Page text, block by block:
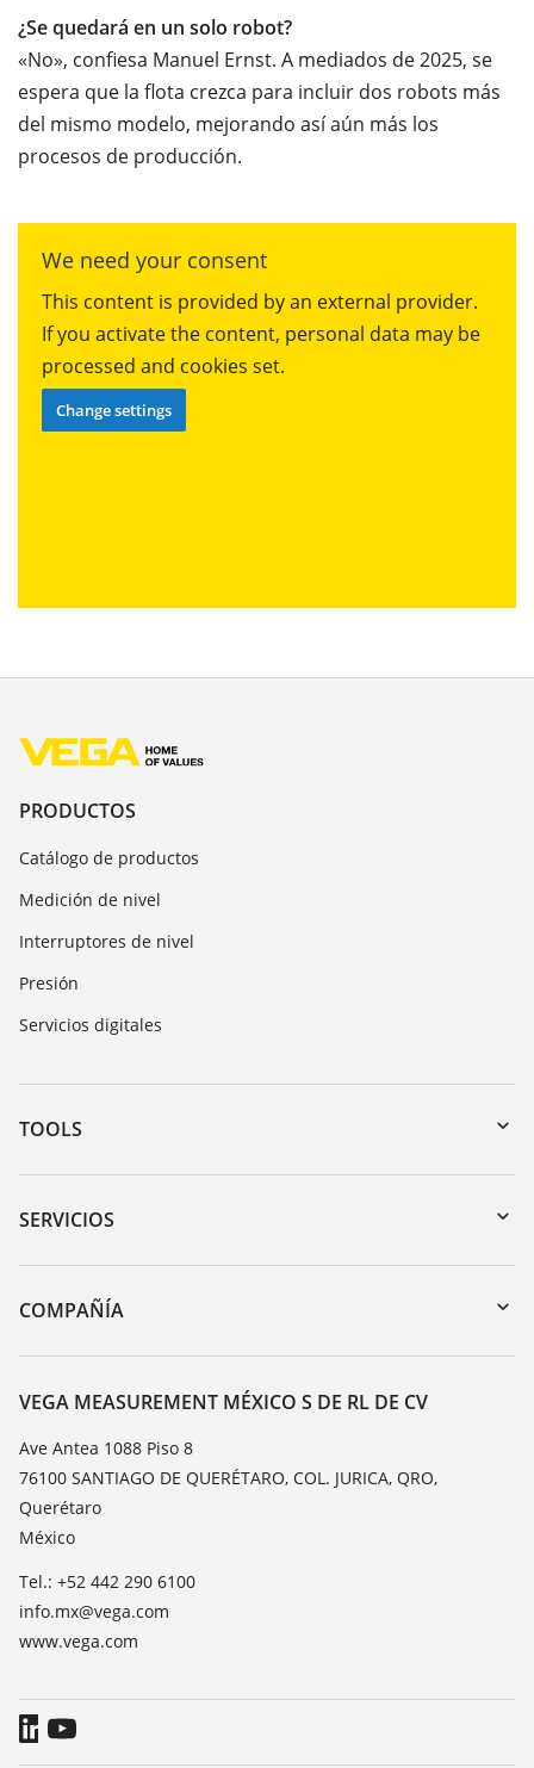
¿Se quedará en un solo robot?
«No», confiesa Manuel Ernst. A mediados de 2025, se
espera que la flota crezca para incluir dos robots más
del mismo modelo, mejorando así aún más los
procesos de producción.
We need your consent
This content is provided by an external provider.
If you activate the content, personal data may be
processed and cookies set.
Change settings
PRODUCTOS
Catálogo de productos
Medición de nivel
Interruptores de nivel
Presión
Servicios digitales
TOOLS
Zona de descarga
Búsqueda por número de serie
DTM Collection/PACTware
SERVICIOS
Devolución de instrumentos
Cursos de formacion
Lista de resistencias
TeamViewer
COMPAÑÍA
Acerca de VEGA
Contacto
Notícias
Prensa
Blog
VEGA MEASUREMENT MÉXICO S DE RL DE CV
Ave Antea 1088 Piso 8
76100 SANTIAGO DE QUERÉTARO, COL. JURICA, QRO,
Querétaro
México
Tel.: +52 442 290 6100
info.mx@vega.com
www.vega.com